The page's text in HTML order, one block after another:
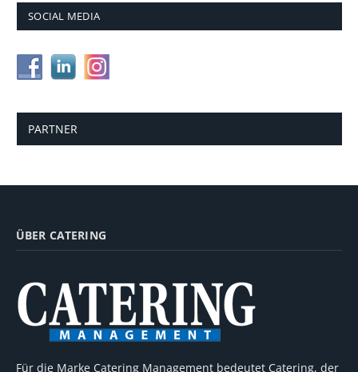
SOCIAL MEDIA
PARTNER
ÜBER CATERING
Für die Marke Catering Management bedeutet Catering, der